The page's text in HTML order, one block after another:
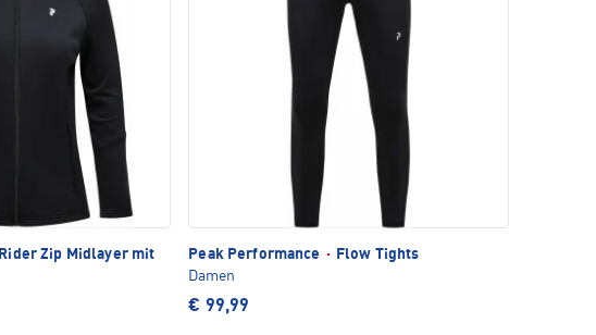
Rider Zip Midlayer mit
Peak Performance ·
Flow Tights
Damen
€ 99,99